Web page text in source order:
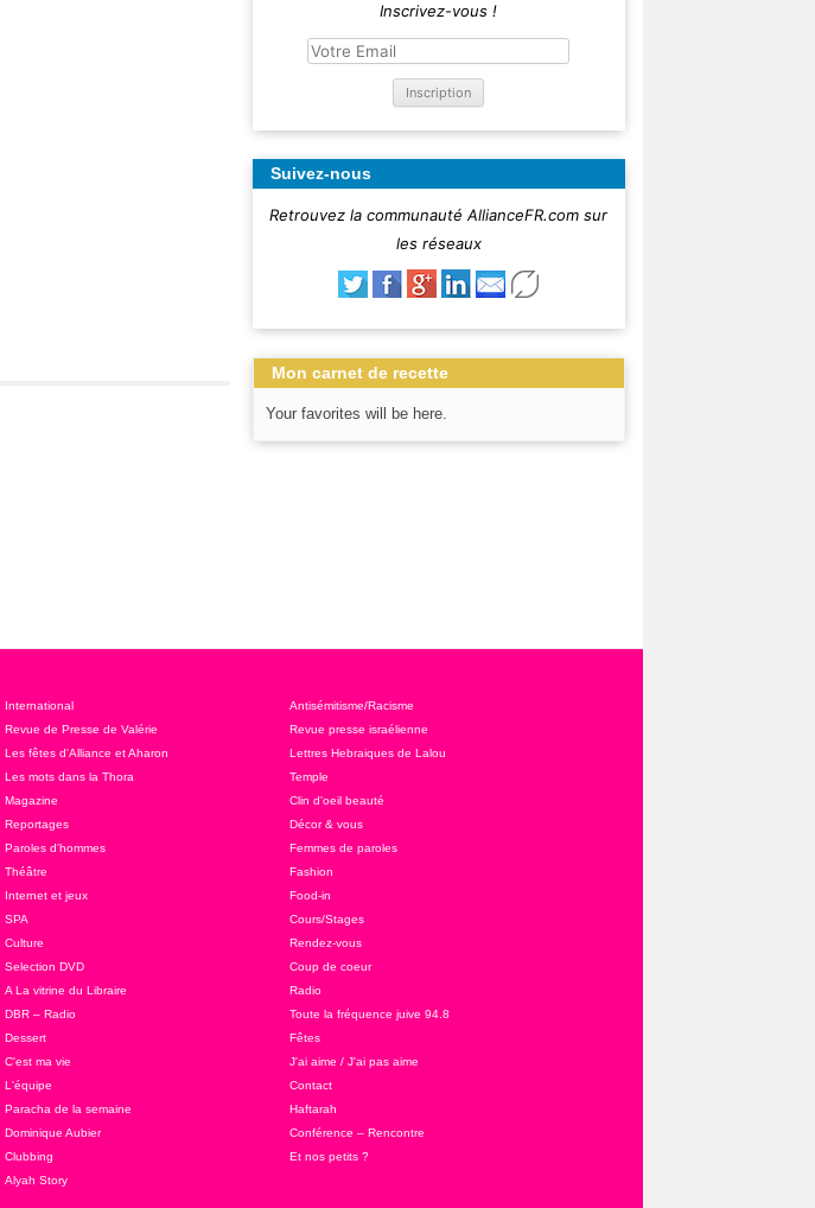
Inscrivez-vous !
Suivez-nous
Retrouvez la communauté AllianceFR.com sur
les réseaux
Mon carnet de recette
Your favorites will be here.
International
Antisémitisme/Racisme
Revue de Presse de Valérie
Revue presse israélienne
Les fêtes d'Alliance et Aharon
Lettres Hebraiques de Lalou
Les mots dans la Thora
Temple
Magazine
Clin d'oeil beauté
Reportages
Décor & vous
Paroles d'hommes
Femmes de paroles
Théâtre
Fashion
Internet et jeux
Food-in
SPA
Cours/Stages
Culture
Rendez-vous
Selection DVD
Coup de coeur
A La vitrine du Libraire
Radio
DBR – Radio
Toute la fréquence juive 94.8
Dessert
Fêtes
C'est ma vie
J'ai aime / J'ai pas aime
L'équipe
Contact
Paracha de la semaine
Haftarah
Dominique Aubier
Conférence – Rencontre
Clubbing
Et nos petits ?
Alyah Story